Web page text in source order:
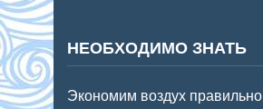
НЕОБХОДИМО ЗНАТЬ
Экономим воздух правильно